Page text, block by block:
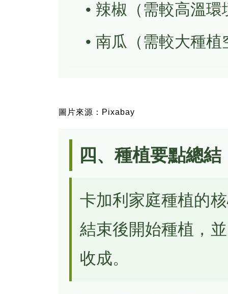
• 辣椒（需較高溫環
• 南瓜（需較大種植
圖片來源：Pixabay
四、種植要點總結
卡加利家庭種植的
結束後開始種植，
收成。